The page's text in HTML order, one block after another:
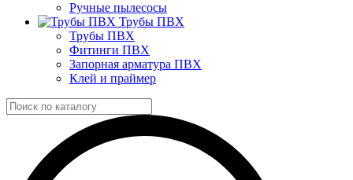
Ручные пылесосы
Трубы ПВХ
Трубы ПВХ
Фитинги ПВХ
Запорная арматура ПВХ
Клей и праймер